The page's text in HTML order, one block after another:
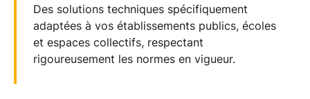
Des solutions techniques spécifiquement
adaptées à vos établissements publics, écoles
et espaces collectifs, respectant
rigoureusement les normes en vigueur.